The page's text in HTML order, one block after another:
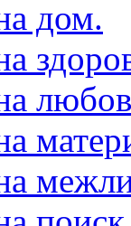
дом.